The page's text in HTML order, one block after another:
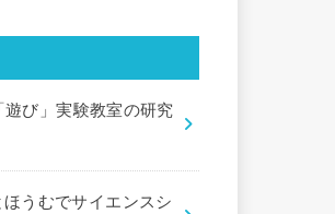
び」実験教室の研究
うむでサイエンスシ